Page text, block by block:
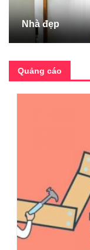
Nhà đẹp
Quảng cáo